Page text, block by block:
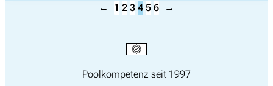
← 1 2 3 4 5 6 →
Poolkompetenz seit 1997